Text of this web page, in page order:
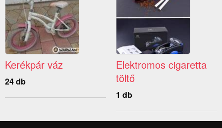
Kerékpár váz
24 db
Elektromos cigaretta
töltő
1 db